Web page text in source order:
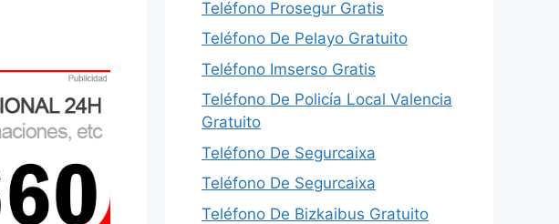
Teléfono Prosegur Gratis
Teléfono De Pelayo Gratuito
Teléfono Imserso Gratis
Teléfono De Policía Local Valencia
Gratuito
Teléfono De Segurcaixa
Teléfono De Segurcaixa
Teléfono De Bizkaibus Gratuito